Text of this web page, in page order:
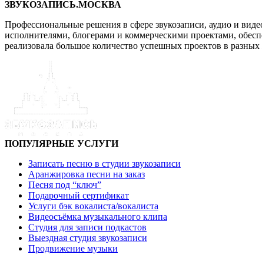
ЗВУКОЗАПИСЬ.МОСКВА
Профессиональные решения в сфере звукозаписи, аудио и
исполнителями, блогерами и коммерческими проектами,
реализовала большое количество успешных проектов в
ПОПУЛЯРНЫЕ УСЛУГИ
Записать песню в студии звукозаписи
Аранжировка песни на заказ
Песня под “ключ”
Подарочный сертификат
Услуги бэк вокалиста/вокалиста
Видеосъёмка музыкального клипа
Студия для записи подкастов
Выездная студия звукозаписи
Продвижение музыки